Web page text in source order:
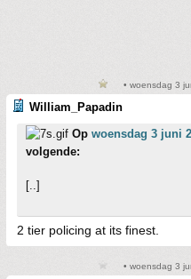
• woensdag 3
William_Papadin
Op woensdag 3 juni
volgende:
[..]
2 tier policing at its finest.
• woensdag 3